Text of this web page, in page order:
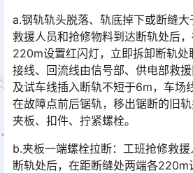
a.钢轨轨头脱落、轨底掉下或断缝
救援人员和抢修物料到达断轨处后
220m设置红闪灯，立即拆卸断轨处
接线、回流线由信号部、供电部救
及试车线插入断轨不短于6m，车场
在故障点前后锯轨，移出锯断的旧
夹板、扣件、拧紧螺栓。󠅅󠅃󠄵󠅂󠄪󠇖󠆨󠆨󠇕󠆞󠆒󠅬󠇘󠆭󠆘󠇙󠆝󠅵󠇗󠆭󠆁󠄐󠇗󠅹󠅸󠇖󠆍󠅳󠇖󠅹󠅰󠇖󠆌󠅹
b.夹板一端螺栓拉断：工班抢修救
断轨处后，在距断缝处两端各220m